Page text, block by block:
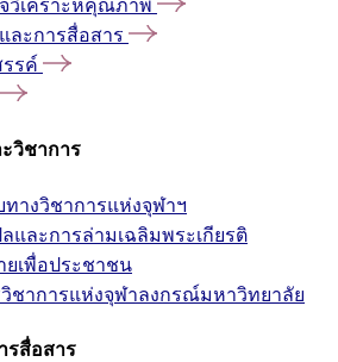
วิเคราะห์คุณภาพ
ละการสื่อสาร
รค์
วิชาการ
างวิชาการแห่งจุฬาฯ
และการล่ามเฉลิมพระเกียรติ
เพื่อประชาชน
ชาการแห่งจุฬาลงกรณ์มหาวิทยาลัย
รสื่อสาร